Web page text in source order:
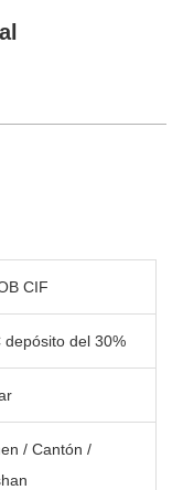
CIF
depósito del 30%
/ Cantón /